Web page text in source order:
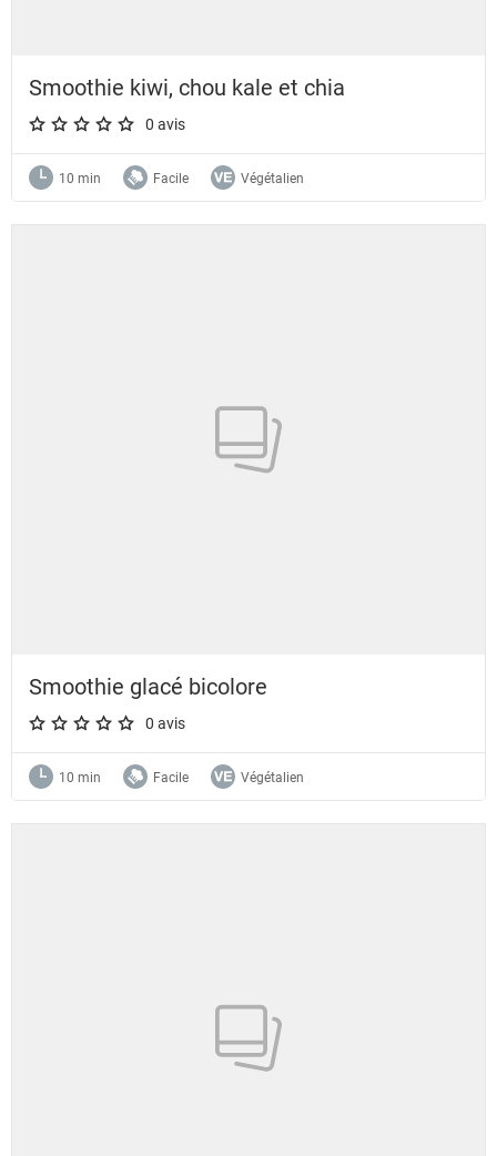
Smoothie kiwi, chou kale et chia
A star rating of 0 out of 5.
0 avis
10 min Facile Végétalien
Smoothie glacé bicolore
A star rating of 0 out of 5.
0 avis
10 min Facile Végétalien